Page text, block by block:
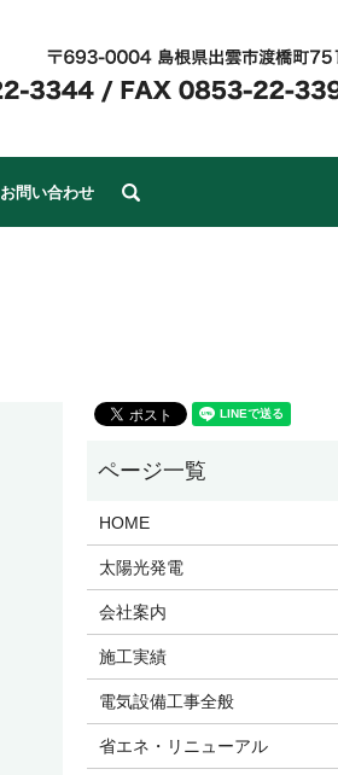
お問い合わせ
HOME
太陽光発電
会社案内
施工実績
電気設備工事全般
省エネ・リニューアル